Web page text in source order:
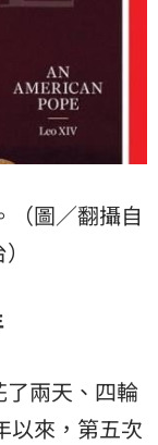
圖／翻攝自
兩天、四輪
以來，第五次